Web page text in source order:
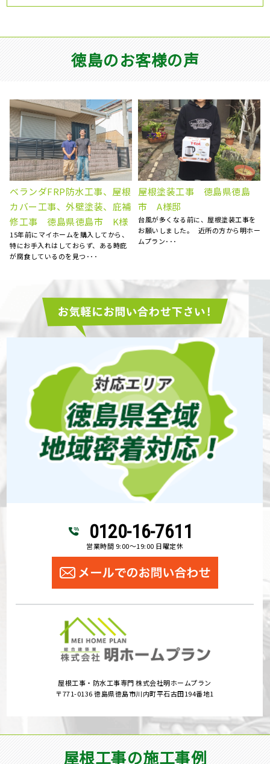
徳島のお客様の声
外壁塗装工事 徳島県吉野川
市 S様邸
以前から、外壁の劣化が気になってお
り、塗り替えを考えてました。 たくさ
んの業者がある中で、ど･･･
屋根葺き替え工事 瓦屋根か
ら金属屋根へ 雨漏り修理
徳島県徳島市 S様
台風のあと、雨の日に雨漏りして、ホ
ームページで探して電話しました。 見
0120-16-7611
営業時間 9:00～19:00 日曜定休
屋根工事・防水工事専門 株式会社明ホームプラン
〒771-0136 徳島県徳島市川内町平石古田194番地1
屋根工事の施工事例